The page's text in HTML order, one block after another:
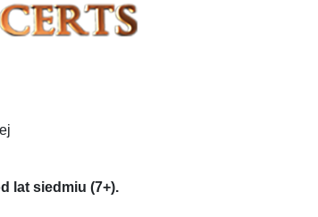
lat siedmiu (7+).